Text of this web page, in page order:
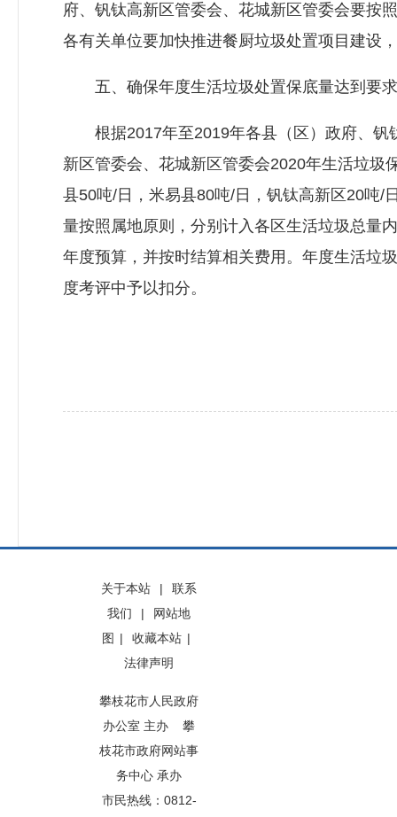
府、钒钛高新区管委会、花城新区管委会要按
各有关单位要加快推进餐厨垃圾处置项目建设
五、确保年度生活垃圾处置保底量达到要求
根据2017年至2019年各县（区）政府、钒
新区管委会、花城新区管委会2020年生活垃圾
县50吨/日，米易县80吨/日，钒钛高新区20吨/
量按照属地原则，分别计入各区生活垃圾总量
年度预算，并按时结算相关费用。年度生活垃
度考评中予以扣分。
关于本站 |
联系
我们
|
网站地
图 | 收藏本站 |
法律声明
攀枝花市人民政府
办公室 主办 攀
枝花市政府网站事
务中心 承办
市民热线：0812-